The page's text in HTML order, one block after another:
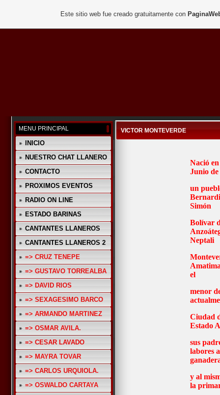
MENU PRINCIPAL
INICIO
NUESTRO CHAT LLANERO
CONTACTO
PROXIMOS EVENTOS
RADIO ON LINE
ESTADO BARINAS
CANTANTES LLANEROS
CANTANTES LLANEROS 2
=> CRUZ TENEPE
=> GUSTAVO TORREALBA
=> DAVID RIOS
=> SEXAGESIMO BARCO
=> ARMANDO MARTINEZ
=> OSMAR AVILA.
=> CESAR LAVADO
=> MAYRA TOVAR
=> CARLOS URQUIOLA.
=> OSWALDO CARTAYA
VICTOR MONTEVERDE
Nació
Junio
un
Simón
Bolívar
Neptali
el
menor
Ciudad
Estado
sus
labores
y al
la
Este sitio web fue creado gratuitamente con